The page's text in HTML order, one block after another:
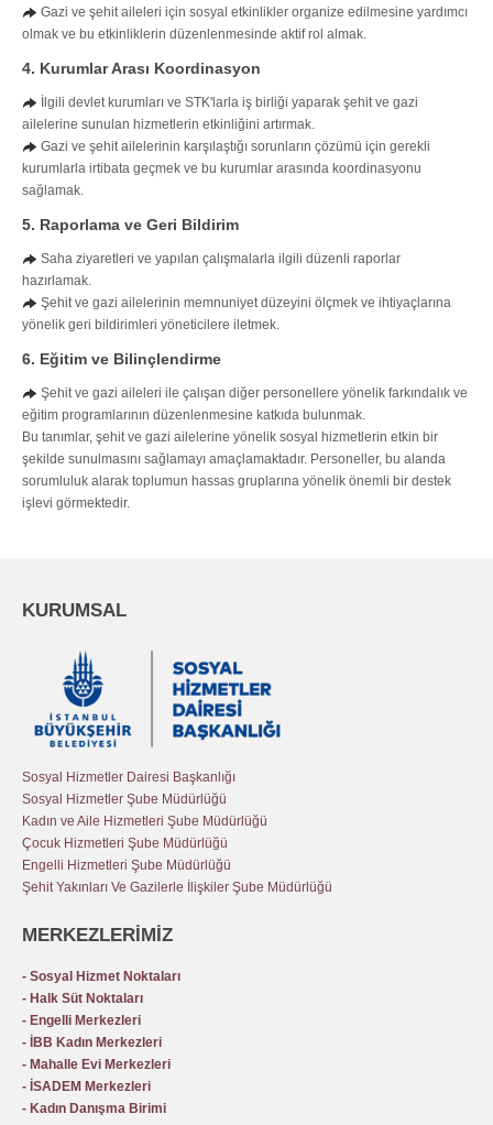
Gazi ve şehit aileleri için sosyal etkinlikler organize edilmesine yardımcı
olmak ve bu etkinliklerin düzenlenmesinde aktif rol almak.
4. Kurumlar Arası Koordinasyon
İlgili devlet kurumları ve STK'larla iş birliği yaparak şehit ve gazi
ailelerine sunulan hizmetlerin etkinliğini artırmak.
Gazi ve şehit ailelerinin karşılaştığı sorunların çözümü için gerekli
kurumlarla irtibata geçmek ve bu kurumlar arasında koordinasyonu
sağlamak.
5. Raporlama ve Geri Bildirim
Saha ziyaretleri ve yapılan çalışmalarla ilgili düzenli raporlar
hazırlamak.
Şehit ve gazi ailelerinin memnuniyet düzeyini ölçmek ve ihtiyaçlarına
yönelik geri bildirimleri yöneticilere iletmek.
6. Eğitim ve Bilinçlendirme
Şehit ve gazi aileleri ile çalışan diğer personellere yönelik farkındalık ve
eğitim programlarının düzenlenmesine katkıda bulunmak.
Bu tanımlar, şehit ve gazi ailelerine yönelik sosyal hizmetlerin etkin bir
şekilde sunulmasını sağlamayı amaçlamaktadır. Personeller, bu alanda
sorumluluk alarak toplumun hassas gruplarına yönelik önemli bir destek
işlevi görmektedir.
KURUMSAL
Sosyal Hizmetler Dairesi Başkanlığı
Sosyal Hizmetler Şube Müdürlüğü
Kadın ve Aile Hizmetleri Şube Müdürlüğü
Çocuk Hizmetleri Şube Müdürlüğü
Engelli Hizmetleri Şube Müdürlüğü
Şehit Yakınları Ve Gazilerle İlişkiler Şube Müdürlüğü
MERKEZLERİMİZ
- Sosyal Hizmet Noktaları
- Halk Süt Noktaları
- Engelli Merkezleri
- İBB Kadın Merkezleri
- Mahalle Evi Merkezleri
- İSADEM Merkezleri
- Kadın Danışma Birimi